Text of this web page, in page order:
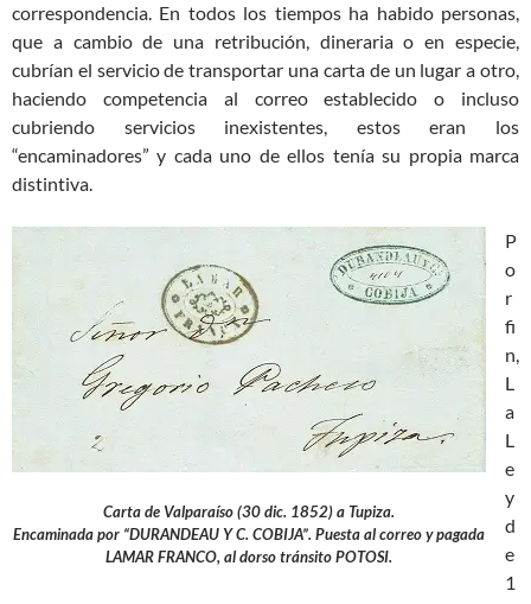
correspondencia. En todos los tiempos ha habido personas,
que a cambio de una retribución, dineraria o en especie,
cubrían el servicio de transportar una carta de un lugar a otro,
haciendo competencia al correo establecido o incluso
cubriendo servicios inexistentes, estos eran los
“encaminadores” y cada uno de ellos tenía su propia marca
distintiva.
Carta de Valparaíso (30 dic. 1852) a Tupiza.
Encaminada por “DURANDEAU Y C. COBIJA”. Puesta al correo y pagada
LAMAR FRANCO, al dorso tránsito POTOSI.
P
o
r
fi
n,
L
a
L
e
y
d
e
1